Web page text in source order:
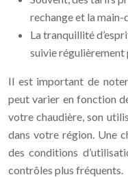
rechange et la main-
La tranquillité
suivie régulièrement
Il est important de
peut varier en fonction
votre chaudière, son
dans votre région. Une
des conditions
contrôles plus fréquents.